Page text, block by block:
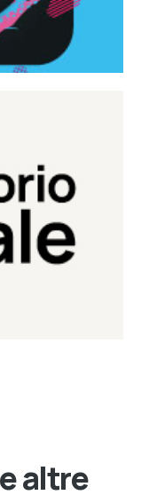
de Filippo
altre